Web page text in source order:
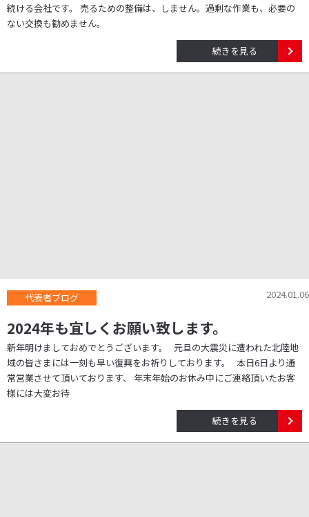
続ける会社です。 売るための整備は、しません。過剰な作業も、必要の
ない交換も勧めません。
続きを見る
2024.01.06
代表者ブログ
2024年も宜しくお願い致します。
新年明けましておめでとうございます。 元旦の大震災に遭われた北陸地
域の皆さまには一刻も早い復興をお祈りしております。 本日6日より通
常営業させて頂いております、 年末年始のお休み中にご連絡頂いたお客
様には大変お待
続きを見る